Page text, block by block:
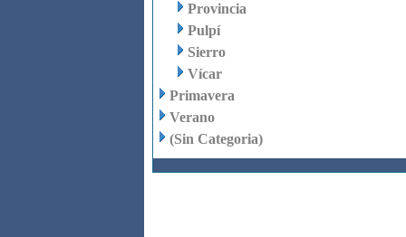
Provincia
Pulpí
Sierro
Vícar
Primavera
Verano
(Sin Categoria)